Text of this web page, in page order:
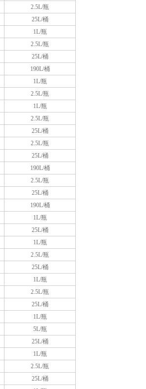
2.5L/瓶
25L/桶
1L/瓶
2.5L/瓶
25L/桶
190L/桶
1L/瓶
2.5L/瓶
1L/瓶
2.5L/瓶
25L/桶
2.5L/瓶
25L/桶
190L/桶
2.5L/瓶
25L/桶
190L/桶
1L/瓶
25L/桶
1L/瓶
2.5L/瓶
25L/桶
1L/瓶
2.5L/瓶
25L/桶
1L/瓶
5L/瓶
25L/桶
1L/瓶
2.5L/瓶
25L/桶